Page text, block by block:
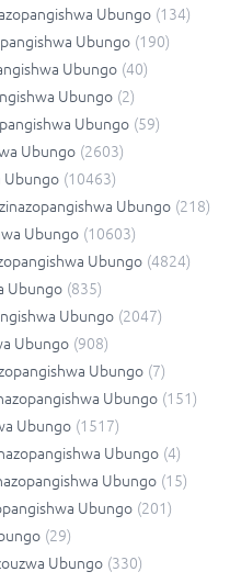
Ubungo (134)
Ubungo (190)
Ubungo (40)
Ubungo (2)
Ubungo (59)
Ubungo (2603)
Ubungo (10463)
Ubungo (218)
Ubungo (10603)
Ubungo (4824)
Ubungo (835)
Ubungo (2047)
Ubungo (908)
Ubungo (7)
Ubungo (151)
Ubungo (1517)
Ubungo (4)
Ubungo (15)
Ubungo (201)
(29)
Ubungo (330)